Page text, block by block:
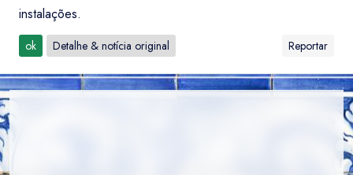
instalações.
ok Detalhe & notícia original Reportar